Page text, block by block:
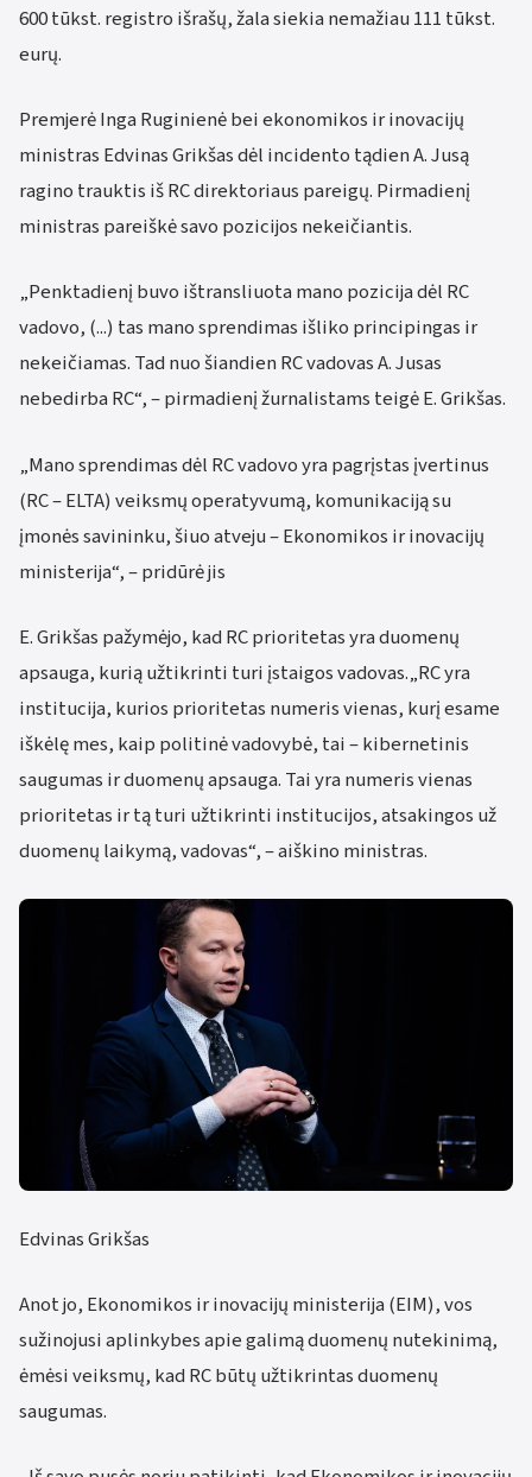
600 tūkst. registro išrašų, žala siekia nemažiau 111 tūkst.
eurų.
Premjerė Inga Ruginienė bei ekonomikos ir inovacijų
ministras Edvinas Grikšas dėl incidento tądien A. Jusą
ragino trauktis iš RC direktoriaus pareigų. Pirmadienį
ministras pareiškė savo pozicijos nekeičiantis.
„Penktadienį buvo ištransliuota mano pozicija dėl RC
vadovo, (...) tas mano sprendimas išliko principingas ir
nekeičiamas. Tad nuo šiandien RC vadovas A. Jusas
nebedirba RC“, – pirmadienį žurnalistams teigė E. Grikšas.
„Mano sprendimas dėl RC vadovo yra pagrįstas įvertinus
(RC – ELTA) veiksmų operatyvumą, komunikaciją su
įmonės savininku, šiuo atveju – Ekonomikos ir inovacijų
ministerija“, – pridūrė jis
E. Grikšas pažymėjo, kad RC prioritetas yra duomenų
apsauga, kurią užtikrinti turi įstaigos vadovas.„RC yra
institucija, kurios prioritetas numeris vienas, kurį esame
iškėlę mes, kaip politinė vadovybė, tai – kibernetinis
saugumas ir duomenų apsauga. Tai yra numeris vienas
prioritetas ir tą turi užtikrinti institucijos, atsakingos už
duomenų laikymą, vadovas“, – aiškino ministras.
Edvinas Grikšas
Anot jo, Ekonomikos ir inovacijų ministerija (EIM), vos
sužinojusi aplinkybes apie galimą duomenų nutekinimą,
ėmėsi veiksmų, kad RC būtų užtikrintas duomenų
saugumas.